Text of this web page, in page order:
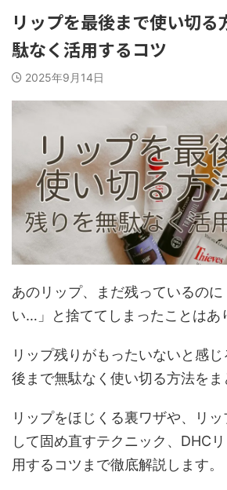
リップを最後まで使い切る
駄なく活用するコツ
2025年9月14日
あのリップ、まだ残っているの
い…」と捨ててしまったことはあ
リップ残りがもったいないと感
後まで無駄なく使い切る方法をま
リップをほじくる裏ワザや、リ
して固め直すテクニック、DHC
用するコツまで徹底解説します。